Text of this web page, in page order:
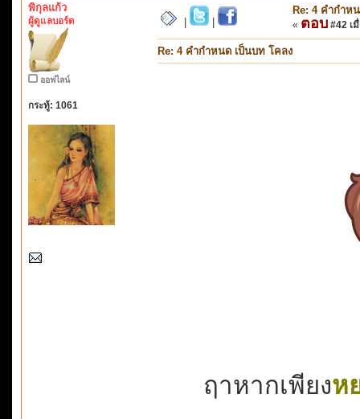
พิกุลแก้ว
ผู้ดูแลบอร์ด
ออฟไลน์
กระทู้: 1061
Re: 4 คำกำห
« ตอบ #42 เ
Re: 4 คำกำหนด เป็นบท โคลง
ฤาหากเพียงห